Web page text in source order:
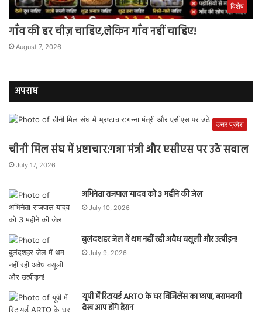
विशेष
गाँव की हर चीज़ चाहिए,लेकिन गाँव नहीं चाहिए!
August 7, 2026
अपराध
उत्तर प्रदेश
चीनी मिल संघ में भ्रष्टाचार:गन्ना मंत्री और एसीएस पर उठे सवाल
July 17, 2026
अभिनेता राजपाल यादव को 3 महीने की जेल
July 10, 2026
बुलंदशहर जेल में थम नहीं रही अवैध वसूली और उत्पीड़न!
July 9, 2026
यूपी में रिटायर्ड ARTO के घर विजिलेंस का छापा, बरामदगी
देख आप होंगे हैरान